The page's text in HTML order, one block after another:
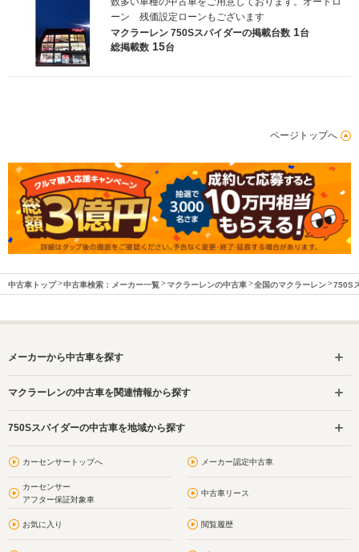
ーン 残価設定ローンもございます
マクラーレン 750Sスパイダーの掲載台数 1台
総掲載数 15台
ページトップへ
中古車トップ 中古車検索：メーカー一覧 マクラーレンの中古車 全国のマクラーレン 750S
メーカーから中古車を探す
マクラーレンの中古車を関連情報から探す
750Sスパイダーの中古車を地域から探す
カーセンサートップへ メーカー認定中古車
カーセンサー
アフター保証対象車
中古車リース
お気に入り 閲覧履歴